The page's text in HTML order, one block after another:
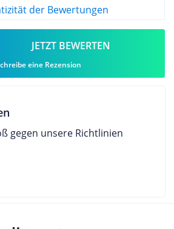
der Bewertungen
JETZT BEWERTEN
eine Rezension
gegen unsere Richtlinien